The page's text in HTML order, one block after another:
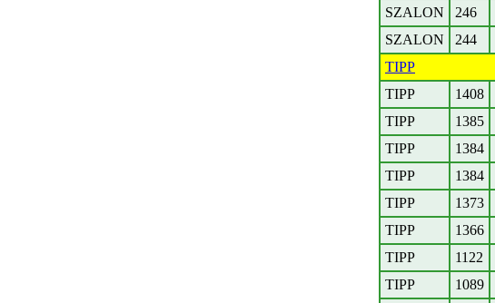
SZALON
246
SZALON
244
TIPP
TIPP
1408
TIPP
1385
TIPP
1384
TIPP
1384
TIPP
1373
TIPP
1366
TIPP
1122
TIPP
1089